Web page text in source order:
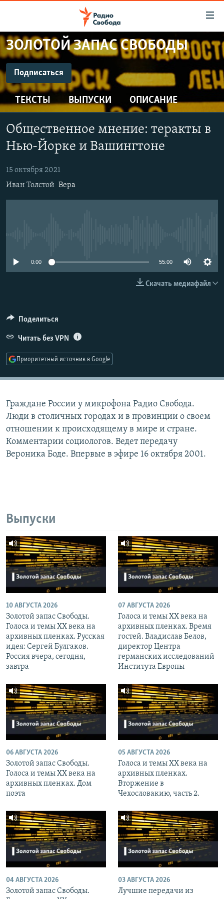
упрощенного
доступа
Вернуться
к
основному
содержанию
Вернутся
главной
Вернутся
поиску
ПРОГРАММЫ
ПОДКАСТЫ
АВТОРСКИЕ ПРОЕКТЫ
ЦИТАТЫ СВОБОДЫ
МНЕНИЯ
КУЛЬТУРА
КАВКАЗ.РЕАЛИИ
СЕВЕР.РЕАЛИИ
ЗОЛОТОЙ ЗАПАС СВОБОДЫ
Подписаться
ПОДПИСАТЬСЯ
Подписаться
ТЕКСТЫ ВЫПУСКИ ОПИСАНИЕ
Общественное мнение: теракты в
Нью-Йорке и Вашингтоне
15 октября 2021
Иван Толстой Вера
0:00 55:00
Скачать медиафайл
Поделиться
Читать без VPN
Приоритетный источник в Google
Граждане России у микрофона Радио Свобода.
Люди в столичных городах и в провинции о своем
отношении к происходящему в мире и стране.
Комментарии социологов. Ведет передачу
Вероника Боде. Впервые в эфире 16 октября 2001.
Выпуски
10 АВГУСТА 2026
Золотой запас Свободы.
Голоса и темы XX века на
архивных пленках. Русская
идея: Сергей Булгаков.
Россия вчера, сегодня,
завтра
07 АВГУСТА 2026
Голоса и темы XX века на
архивных пленках. Время
гостей. Владислав Белов,
директор Центра
германских исследований
Института Европы
06 АВГУСТА 2026
Золотой запас Свободы.
Голоса и темы XX века на
архивных пленках. Дом
поэта
05 АВГУСТА 2026
Голоса и темы XX века на
архивных пленках.
Вторжение в
Чехословакию, часть 2.
04 АВГУСТА 2026
Золотой запас Свободы.
03 АВГУСТА 2026
Лучшие передачи из